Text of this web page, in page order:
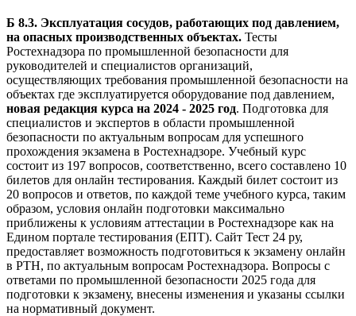
Б 8.3. Эксплуатация сосудов, работающих под давлением,
на опасных производственных объектах. Тесты
Ростехнадзора по промышленной безопасности для
руководителей и специалистов организаций,
осуществляющих требования промышленной безопасности на
объектах где эксплуатируется оборудование под давлением,
новая редакция курса на 2024 - 2025 год. Подготовка для
специалистов и экспертов в области промышленной
безопасности по актуальным вопросам для успешного
прохождения экзамена в Ростехнадзоре. Учебный курс
состоит из 197 вопросов, соответственно, всего составлено 10
билетов для онлайн тестирования. Каждый билет состоит из
20 вопросов и ответов, по каждой теме учебного курса, таким
образом, условия онлайн подготовки максимально
приближены к условиям аттестации в Ростехнадзоре как на
Едином портале тестирования (ЕПТ). Сайт Тест 24 ру,
предоставляет возможность подготовиться к экзамену онлайн
в РТН, по актуальным вопросам Ростехнадзора. Вопросы с
ответами по промышленной безопасности 2025 года для
подготовки к экзамену, внесены изменения и указаны ссылки
на нормативный документ.